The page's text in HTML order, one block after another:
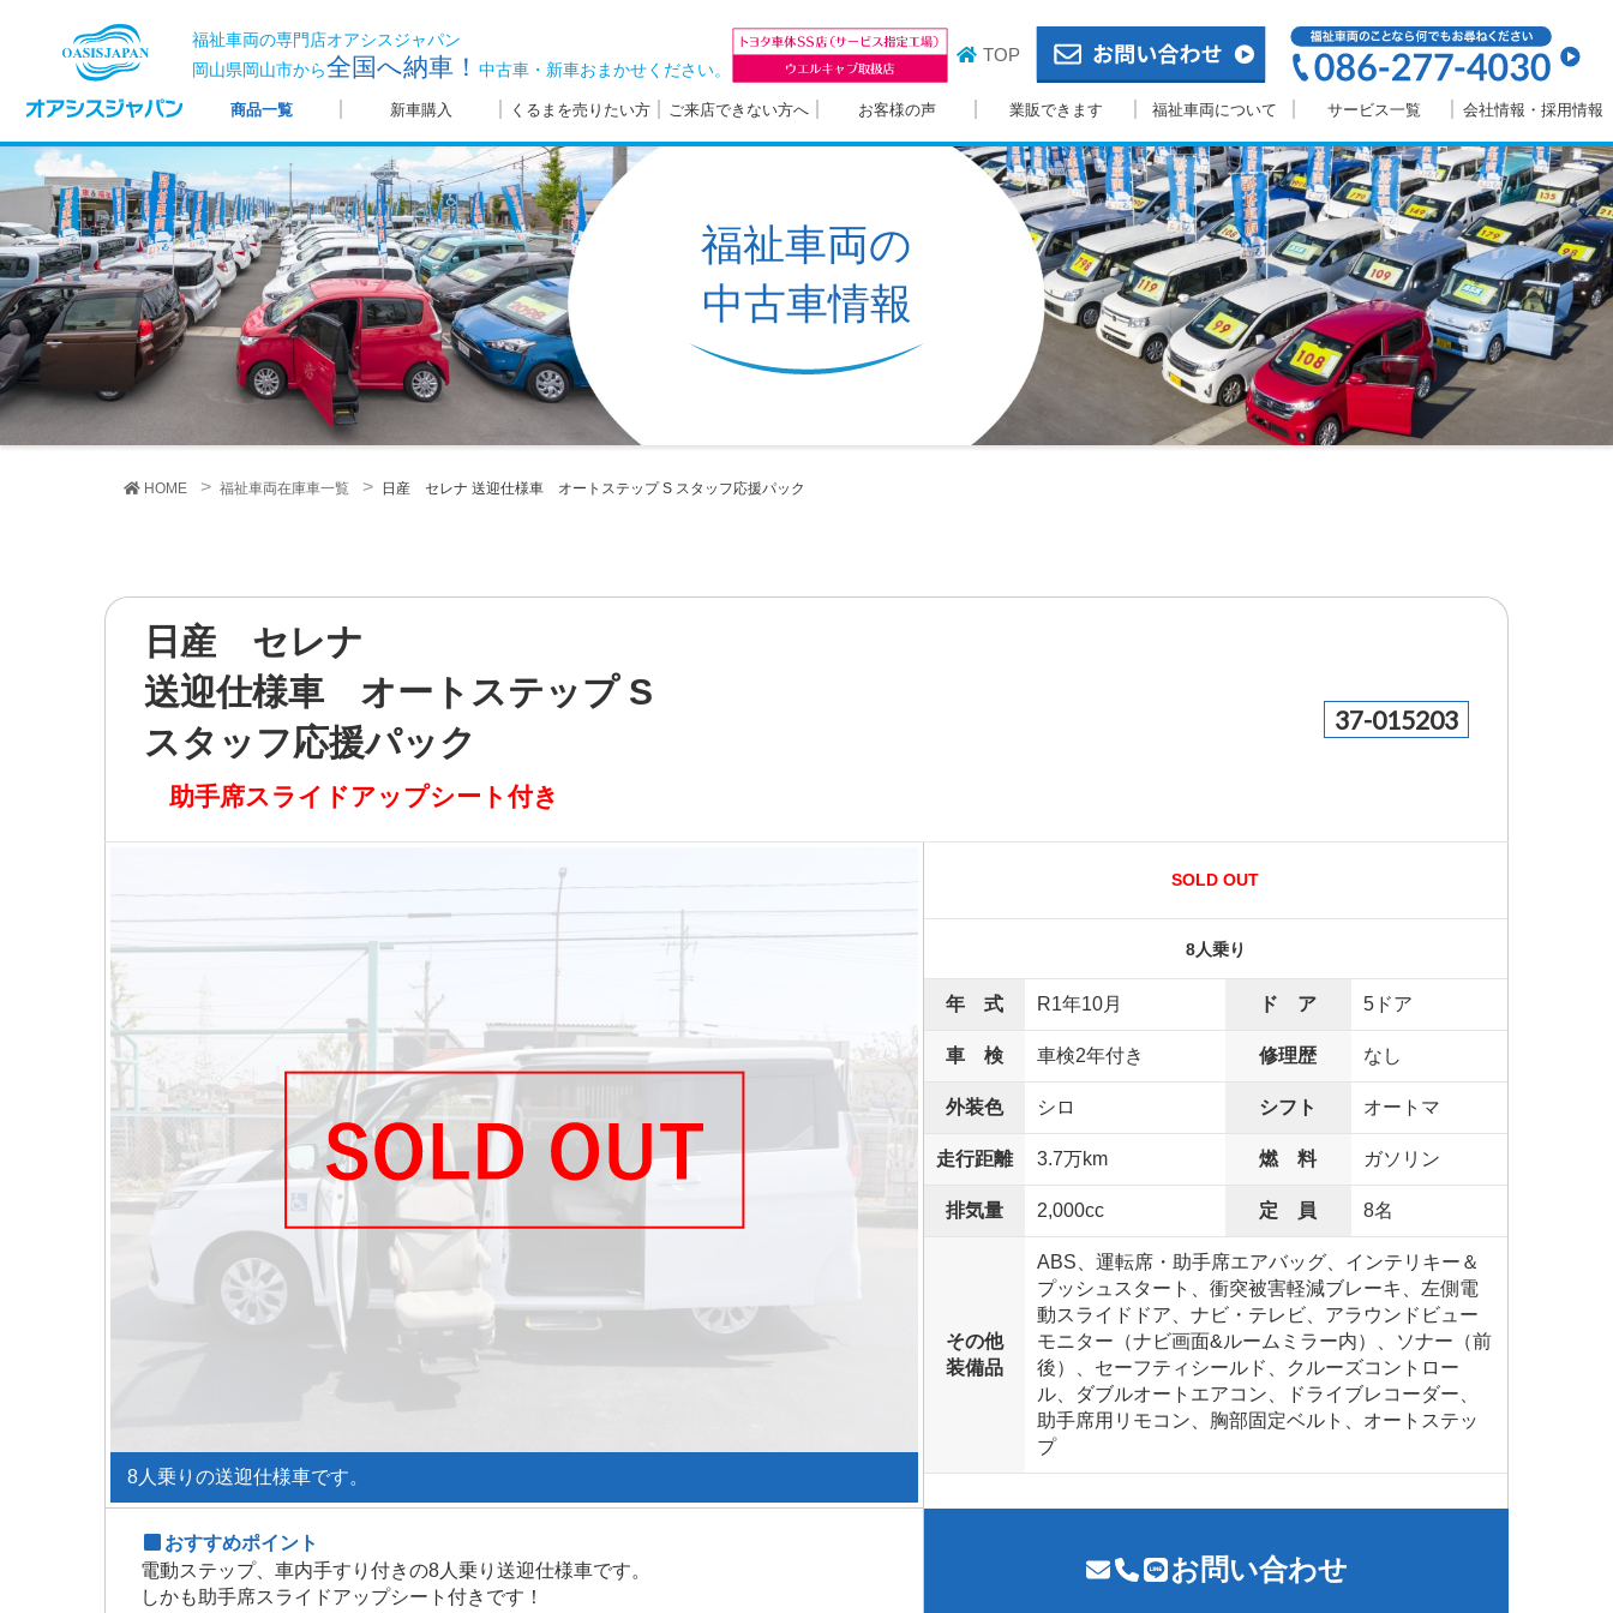
福祉車両の専門店オアシスジャパン
岡山県岡山市から全国へ納車！中古車・新車おまかせください。
TOP
商品一覧 新車購入 くるまを売りたい方 ご来店できない方へ お客様の声 業販できます 福祉車両について サービス一覧 会社情報・採用情報
福祉車両の
中古車情報
HOME 福祉車両在庫車一覧 日産 セレナ 送迎仕様車 オートステップ S スタッフ応援パック
日産 セレナ
送迎仕様車 オートステップ S
スタッフ応援パック
助手席スライドアップシート付き
37-015203
8人乗りの送迎仕様車です。
SOLD OUT
8人乗り
年 式 R1年10月 ド ア 5ドア
車 検 車検2年付き 修理歴 なし
外装色 シロ シフト オートマ
走行距離 3.7万km 燃 料 ガソリン
排気量 2,000cc 定 員 8名
その他
装備品
ABS、運転席・助手席エアバッグ、インテリキー＆
プッシュスタート、衝突被害軽減ブレーキ、左側電
動スライドドア、ナビ・テレビ、アラウンドビュー
モニター（ナビ画面&ルームミラー内）、ソナー（前
後）、セーフティシールド、クルーズコントロー
ル、ダブルオートエアコン、ドライブレコーダー、
助手席用リモコン、胸部固定ベルト、オートステッ
プ
おすすめポイント
電動ステップ、車内手すり付きの8人乗り送迎仕様車です。
しかも助手席スライドアップシート付きです！
お問い合わせ